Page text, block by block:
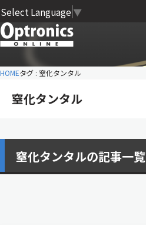
Select Language ▼
HOMEタグ : 窒化タンタル
窒化タンタル
窒化タンタルの記事一覧